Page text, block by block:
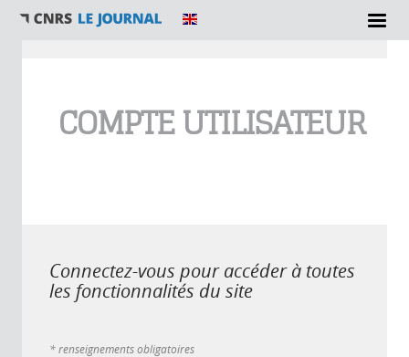
COMPTE UTILISATEUR
Connectez-vous pour accéder à toutes
les fonctionnalités du site
* renseignements obligatoires